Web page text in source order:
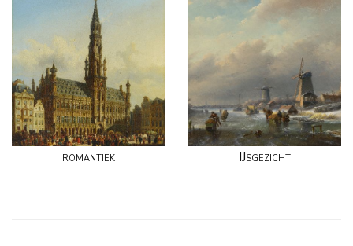
romantiek IJsgezicht